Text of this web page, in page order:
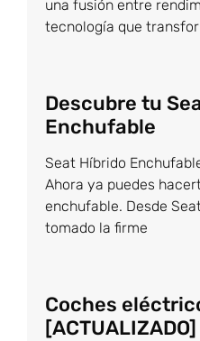
una fusión entre
tecnología que
Descubre tu
Enchufable
Seat Híbrido
Ahora ya puedes
enchufable. Desde
tomado la firme
Coches
[ACTUALIZADO]